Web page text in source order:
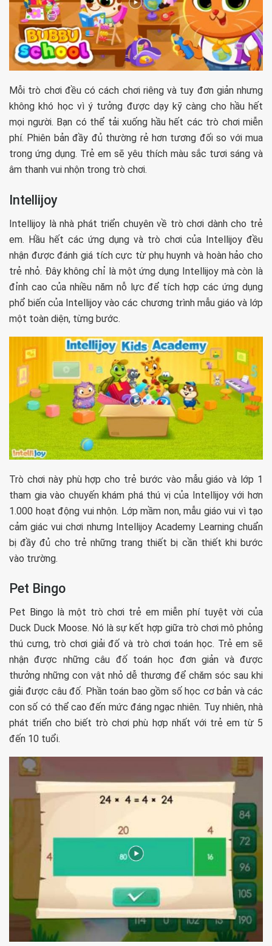
Mỗi trò chơi đều có cách chơi riêng và tuy đơn giản nhưng
không khó học vì ý tưởng được dạy kỹ càng cho hầu hết
mọi người. Bạn có thể tải xuống hầu hết các trò chơi miễn
phí. Phiên bản đầy đủ thường rẻ hơn tương đối so với mua
trong ứng dụng. Trẻ em sẽ yêu thích màu sắc tươi sáng và
âm thanh vui nhộn trong trò chơi.
Intellijoy
Intellijoy là nhà phát triển chuyên về trò chơi dành cho trẻ
em. Hầu hết các ứng dụng và trò chơi của Intellijoy đều
nhận được đánh giá tích cực từ phụ huynh và hoàn hảo cho
trẻ nhỏ. Đây không chỉ là một ứng dụng Intellijoy mà còn là
đỉnh cao của nhiều năm nỗ lực để tích hợp các ứng dụng
phổ biến của Intellijoy vào các chương trình mẫu giáo và lớp
một toàn diện, từng bước.
Trò chơi này phù hợp cho trẻ bước vào mẫu giáo và lớp 1
tham gia vào chuyến khám phá thú vị của Intellijoy với hơn
1.000 hoạt động vui nhộn. Lớp mầm non, mẫu giáo vui vì tạo
cảm giác vui chơi nhưng Intellijoy Academy Learning chuẩn
bị đầy đủ cho trẻ những trang thiết bị cần thiết khi bước
vào trường.
Pet Bingo
Pet Bingo là một trò chơi trẻ em miễn phí tuyệt vời của
Duck Duck Moose. Nó là sự kết hợp giữa trò chơi mô phỏng
thú cưng, trò chơi giải đố và trò chơi toán học. Trẻ em sẽ
nhận được những câu đố toán học đơn giản và được
thưởng những con vật nhỏ dễ thương để chăm sóc sau khi
giải được câu đố. Phần toán bao gồm số học cơ bản và các
con số có thể cao đến mức đáng ngạc nhiên. Tuy nhiên, nhà
phát triển cho biết trò chơi phù hợp nhất với trẻ em từ 5
đến 10 tuổi.